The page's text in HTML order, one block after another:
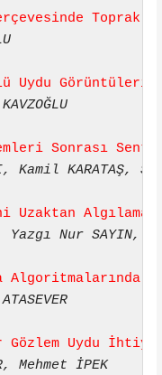
Toprak
Uydu
Sonrası
Kamil KARATAŞ,
Uzaktan Algılama
Yazgı Nur SAYIN,
Gözlem Uydu
Mehmet İPEK